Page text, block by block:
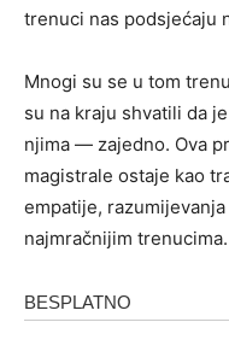
trenuci nas podsjećaju
Mnogi su se u tom
su na kraju shvatili da
njima — zajedno. Ova
magistrale ostaje kao
empatije,
najmračnijim trenucima.